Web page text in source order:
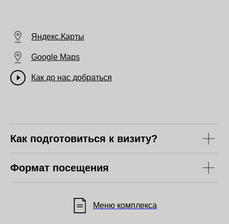
Яндекс.Карты
Google Maps
Как до нас добраться
Как подготовиться к визиту?
Формат посещения
Меню комплекса